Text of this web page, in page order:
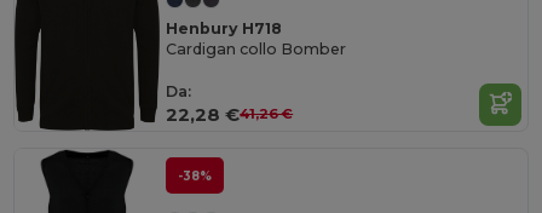
Henbury H718
Cardigan collo Bomber
Da:
22,28 €41,26 €
-38%